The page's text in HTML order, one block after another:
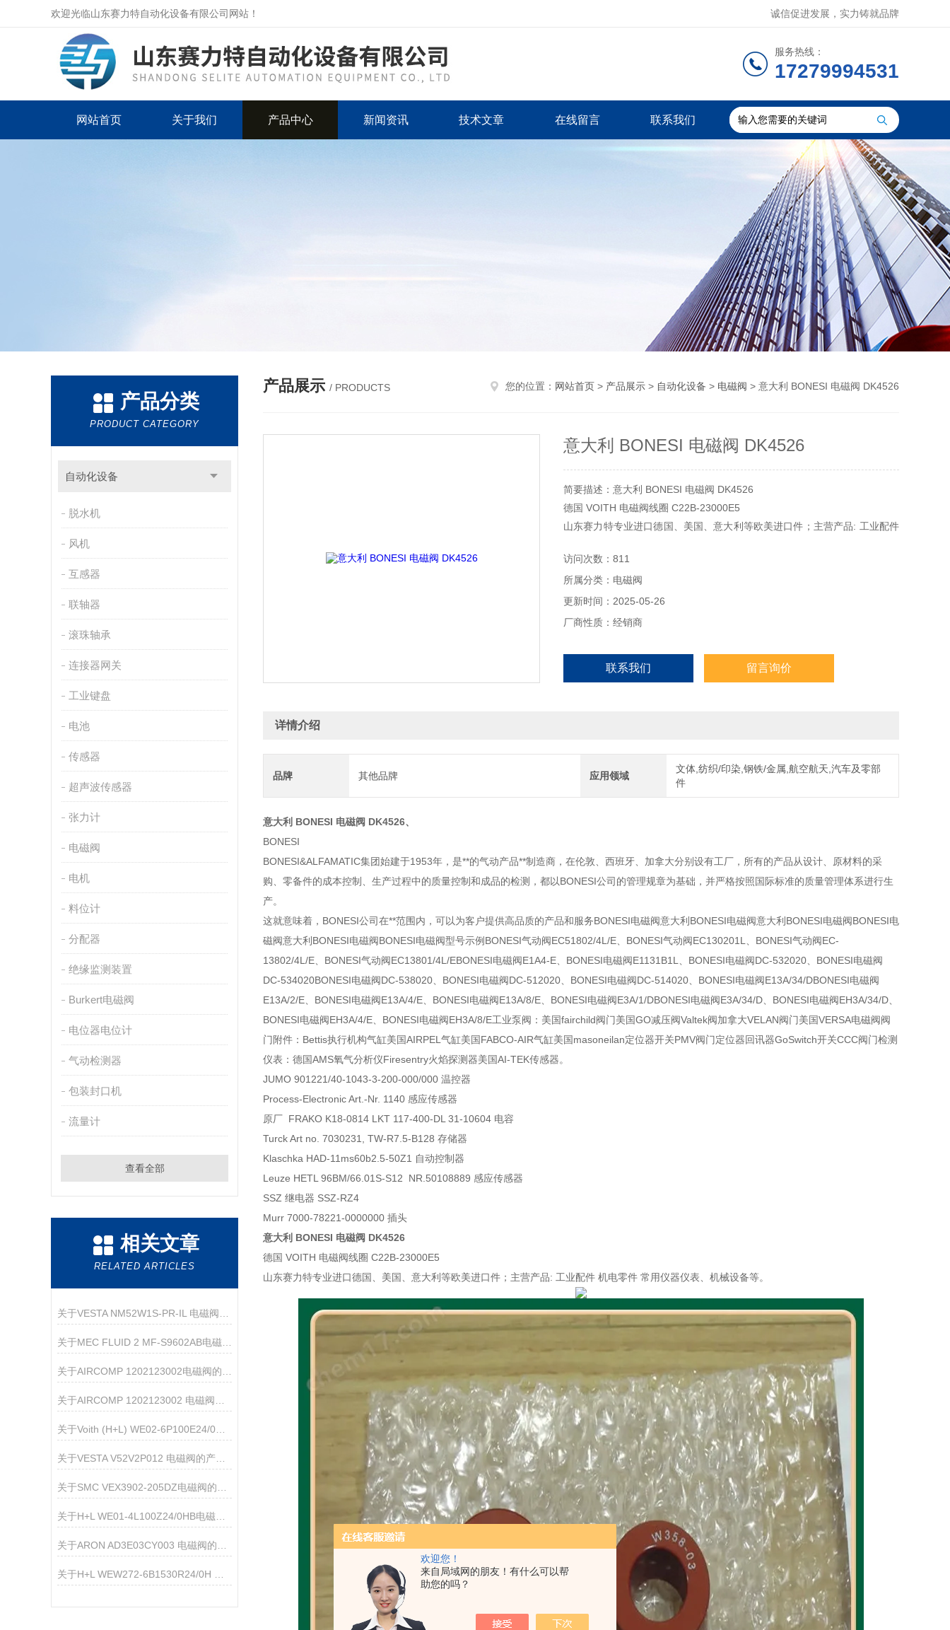
欢迎您！
来自局域网的朋友！有什么可以帮
助您的吗？
欢迎光临山东赛力特自动化设备有限公司网站！ 诚信促进发展，实力铸就品牌
服务热线：
17279994531
网站首页 关于我们 产品中心 新闻资讯 技术文章 在线留言 联系我们
产品分类
PRODUCT CATEGORY
自动化设备
脱水机
风机
互感器
联轴器
滚珠轴承
连接器网关
工业键盘
电池
传感器
超声波传感器
张力计
电磁阀
电机
料位计
分配器
绝缘监测装置
Burkert电磁阀
电位器电位计
气动检测器
包装封口机
流量计
查看全部
相关文章
RELATED ARTICLES
关于MEC FLUID 2 MF-S9602AB电磁阀的产品介绍
关于VESTA V52V2P012 电磁阀的产品介绍
关于H+L WE01-4L100Z24/0HB电磁阀的产品介绍
产品展示 / PRODUCTS 您的位置： 网站首页 > 产品展示 > 自动化设备 > 电磁阀 > 意大利 BONESI 电磁阀 DK4526
意大利 BONESI 电磁阀 DK4526
简要描述：意大利 BONESI 电磁阀 DK4526
德国 VOITH 电磁阀线圈 C22B-23000E5
山东赛力特专业进口德国、美国、意大利等欧美进口件；主营产品: 工业配件
访问次数：811
所属分类：电磁阀
更新时间：2025-05-26
厂商性质：经销商
联系我们 留言询价
详情介绍
品牌 其他品牌 应用领域
文体,纺织/印染,钢铁/金属,航空航天,汽车及零部
件
意大利 BONESI 电磁阀 DK4526、
BONESI
BONESI&ALFAMATIC集团始建于1953年，是**的气动产品**制造商，在伦敦、西班牙、加拿大分别设有工厂，所有的产品从设计、原材料的采
购、零备件的成本控制、生产过程中的质量控制和成品的检测，都以BONESI公司的管理规章为基础，并严格按照国际标准的质量管理体系进行生
产。
这就意味着，BONESI公司在**范围内，可以为客户提供高品质的产品和服务BONESI电磁阀意大利BONESI电磁阀意大利BONESI电磁阀BONESI电
磁阀意大利BONESI电磁阀BONESI电磁阀型号示例BONESI气动阀EC51802/4L/E、BONESI气动阀EC130201L、BONESI气动阀EC-
13802/4L/E、BONESI气动阀EC13801/4L/EBONESI电磁阀E1A4-E、BONESI电磁阀E1131B1L、BONESI电磁阀DC-532020、BONESI电磁阀
DC-534020BONESI电磁阀DC-538020、BONESI电磁阀DC-512020、BONESI电磁阀DC-514020、BONESI电磁阀E13A/34/DBONESI电磁阀
E13A/2/E、BONESI电磁阀E13A/4/E、BONESI电磁阀E13A/8/E、BONESI电磁阀E3A/1/DBONESI电磁阀E3A/34/D、BONESI电磁阀EH3A/34/D、
BONESI电磁阀EH3A/4/E、BONESI电磁阀EH3A/8/E工业泵阀：美国fairchild阀门美国GO减压阀Valtek阀加拿大VELAN阀门美国VERSA电磁阀阀
门附件：Bettis执行机构气缸美国AIRPEL气缸美国FABCO-AIR气缸美国masoneilan定位器开关PMV阀门定位器回讯器GoSwitch开关CCC阀门检测
仪表：德国AMS氧气分析仪Firesentry火焰探测器美国AI-TEK传感器。
JUMO 901221/40-1043-3-200-000/000 温控器
Process-Electronic Art.-Nr. 1140 感应传感器
原厂 FRAKO K18-0814 LKT 117-400-DL 31-10604 电容
Turck Art no. 7030231, TW-R7.5-B128 存储器
Klaschka HAD-11ms60b2.5-50Z1 自动控制器
Leuze HETL 96BM/66.01S-S12 NR.50108889 感应传感器
SSZ 继电器 SSZ-RZ4
Murr 7000-78221-0000000 插头
意大利 BONESI 电磁阀 DK4526
德国 VOITH 电磁阀线圈 C22B-23000E5
山东赛力特专业进口德国、美国、意大利等欧美进口件；主营产品: 工业配件 机电零件 常用仪器仪表、机械设备等。